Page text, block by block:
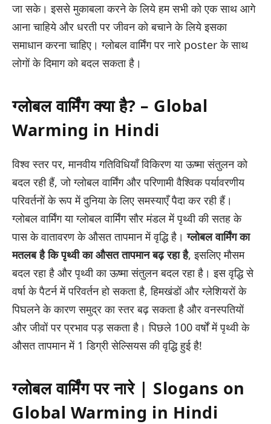
जा सके। इससे मुकाबला करने के लिये हम सभी को एक साथ आगे
आना चाहिये और धरती पर जीवन को बचाने के लिये इसका
समाधान करना चाहिए। ग्लोबल वार्मिंग पर नारे poster के साथ
लोगों के दिमाग को बदल सकता है।
ग्लोबल वार्मिंग क्या है? – Global
Warming in Hindi
विश्व स्तर पर, मानवीय गतिविधियाँ विकिरण या ऊष्मा संतुलन को
बदल रही हैं, जो ग्लोबल वार्मिंग और परिणामी वैश्विक पर्यावरणीय
परिवर्तनों के रूप में दुनिया के लिए समस्याएँ पैदा कर रही हैं।
ग्लोबल वार्मिंग या ग्लोबल वार्मिंग सौर मंडल में पृथ्वी की सतह के
पास के वातावरण के औसत तापमान में वृद्धि है।ग्लोबल वार्मिंग का
मतलब है कि पृथ्वी का औसत तापमान बढ़ रहा है, इसलिए मौसम
बदल रहा है और पृथ्वी का ऊष्मा संतुलन बदल रहा है। इस वृद्धि से
वर्षा के पैटर्न में परिवर्तन हो सकता है, हिमखंडों और ग्लेशियरों के
पिघलने के कारण समुद्र का स्तर बढ़ सकता है और वनस्पतियों
और जीवों पर प्रभाव पड़ सकता है। पिछले 100 वर्षों में पृथ्वी के
औसत तापमान में 1 डिग्री सेल्सियस की वृद्धि हुई है!
ग्लोबल वार्मिंग पर नारे | Slogans on
Global Warming in Hindi